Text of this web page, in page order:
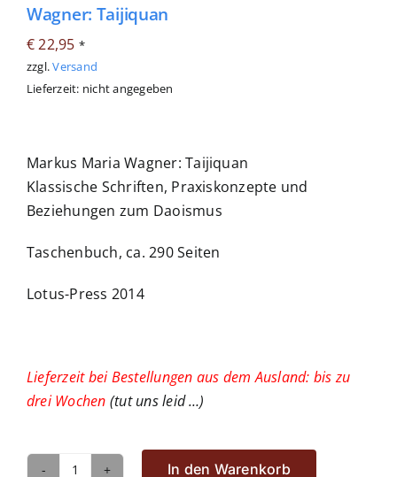
Wagner: Taijiquan
€22,95 *
zzgl.Versand
Lieferzeit: nicht angegeben
Markus Maria Wagner: Taijiquan
Klassische Schriften, Praxiskonzepte und
Beziehungen zum Daoismus
Taschenbuch, ca. 290 Seiten
Lotus-Press 2014
Lieferzeit bei Bestellungen aus dem Ausland: bis zu
drei Wochen (tut uns leid …)
In den Warenkorb